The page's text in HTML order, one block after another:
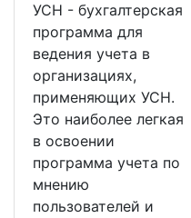
УСН - бухгалтерская
программа для
ведения учета в
организациях,
применяющих УСН.
Это наиболее легкая
в освоении
программа учета по
мнению
пользователей и